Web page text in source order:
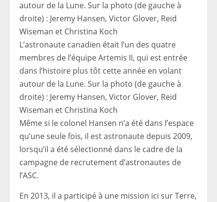
L’astronaute canadien était l’un des quatre
membres de l’équipe Artemis II, qui est entrée
dans l’histoire plus tôt cette année en volant
autour de la Lune. Sur la photo (de gauche à
droite) : Jeremy Hansen, Victor Glover, Reid
Wiseman et Christina Koch
Même si le colonel Hansen n’a été dans l’espace
qu’une seule fois, il est astronaute depuis 2009,
lorsqu’il a été sélectionné dans le cadre de la
campagne de recrutement d’astronautes de
l’ASC.
En 2013, il a participé à une mission ici sur Terre,